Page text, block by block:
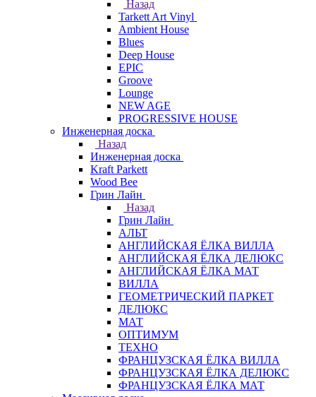
Назад
Tarkett Art Vinyl
Ambient House
Blues
Deep House
EPIC
Groove
Lounge
NEW AGE
PROGRESSIVE HOUSE
Инженерная доска
Назад
Инженерная доска
Kraft Parkett
Wood Bee
Грин Лайн
Назад
Грин Лайн
АЛЬТ
АНГЛИЙСКАЯ ЁЛКА ВИЛЛА
АНГЛИЙСКАЯ ЁЛКА ДЕЛЮКС
АНГЛИЙСКАЯ ЁЛКА МАТ
ВИЛЛА
ГЕОМЕТРИЧЕСКИЙ ПАРКЕТ
ДЕЛЮКС
МАТ
ОПТИМУМ
ТЕХНО
ФРАНЦУЗСКАЯ ЁЛКА ВИЛЛА
ФРАНЦУЗСКАЯ ЁЛКА ДЕЛЮКС
ФРАНЦУЗСКАЯ ЁЛКА МАТ